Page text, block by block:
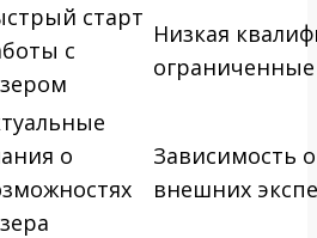
старт
с
Низкая
ограниченные
о
Зависимость
внешних